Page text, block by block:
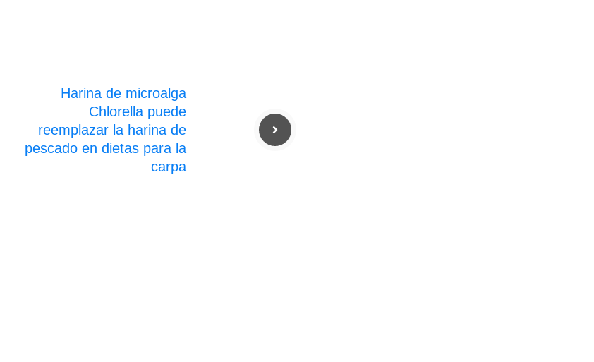
Harina de microalga
Chlorella puede
reemplazar la harina de
pescado en dietas para la
carpa